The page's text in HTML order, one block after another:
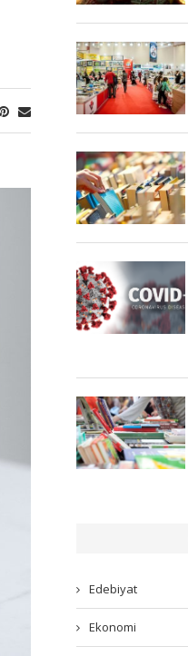
Edebiyat
Ekonomi